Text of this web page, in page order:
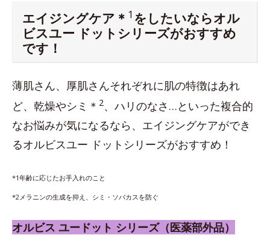
エイジングケア＊ 1 をしたいならオル
ビスユー ドットシリーズがおすすめ
です！
薄肌さん、厚肌さんそれぞれに肌の特徴はあれ
ど、乾燥やシミ＊ 2、ハリのなさ…といった複合的
なお悩みが気になるなら、エイジングケアができ
るオルビスユー ドットシリーズがおすすめ！
*1年齢に応じたお手入れのこと
*2メラニンの生成を抑え、シミ・ソバカスを防ぐ
オルビス ユードット シリーズ（医薬部外品）